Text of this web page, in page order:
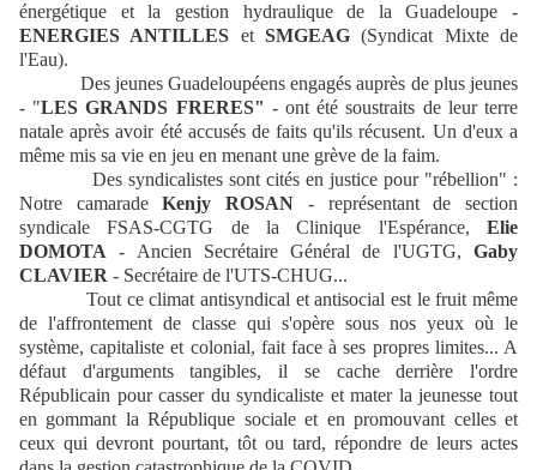
énergétique et la gestion hydraulique de la Guadeloupe -
ENERGIES ANTILLES etSMGEAG (Syndicat Mixte de
l'Eau).
Des jeunes Guadeloupéens engagés auprès de plus jeunes
- "LES GRANDS FRERES" - ont été soustraits de leur terre
natale après avoir été accusés de faits qu'ils récusent. Un d'eux a
même mis sa vie en jeu en menant une grève de la faim.
Des syndicalistes sont cités en justice pour "rébellion" :
Notre camaradeKenjy ROSAN - représentant de section
syndicale FSAS-CGTG de la Clinique l'Espérance, Elie
DOMOTA - Ancien Secrétaire Général de l'UGTG, Gaby
CLAVIER - Secrétaire de l'UTS-CHUG...
Tout ce climat antisyndical et antisocial est le fruit même
de l'affrontement de classe qui s'opère sous nos yeux où le
système, capitaliste et colonial, fait face à ses propres limites... A
défaut d'arguments tangibles, il se cache derrière l'ordre
Républicain pour casser du syndicaliste et mater la jeunesse tout
en gommant la République sociale et en promouvant celles et
ceux qui devront pourtant, tôt ou tard, répondre de leurs actes